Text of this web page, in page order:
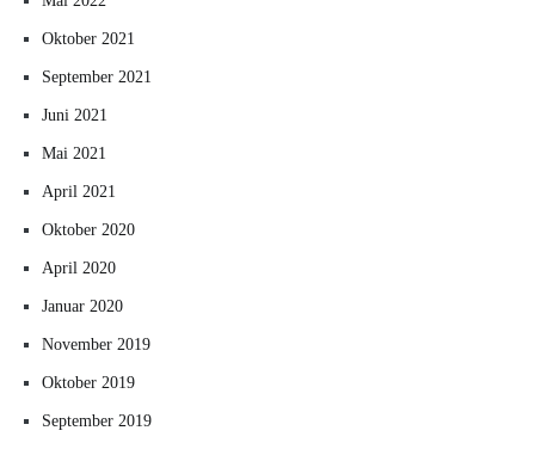
Oktober 2021
September 2021
Juni 2021
Mai 2021
April 2021
Oktober 2020
April 2020
Januar 2020
November 2019
Oktober 2019
September 2019